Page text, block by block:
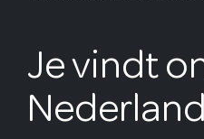
Je vindt
Nederland